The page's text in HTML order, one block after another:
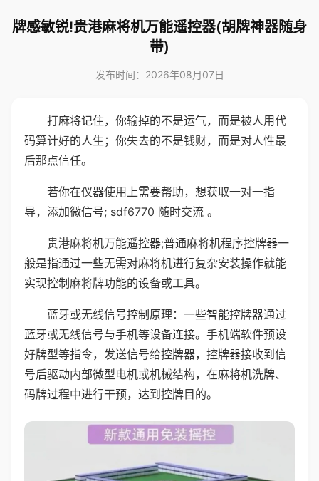
牌感敏锐!贵港麻将机万能遥控器(胡牌神器随身
带)
发布时间：2026年08月07日
打麻将记住，你输掉的不是运气，而是被人用代
码算计好的人生；你失去的不是钱财，而是对人性最
后那点信任。
若你在仪器使用上需要帮助，想获取一对一指
导，添加微信号; sdf6770 随时交流 。
贵港麻将机万能遥控器;普通麻将机程序控牌器一
般是指通过一些无需对麻将机进行复杂安装操作就能
实现控制麻将牌功能的设备或工具。
蓝牙或无线信号控制原理：一些智能控牌器通过
蓝牙或无线信号与手机等设备连接。手机端软件预设
好牌型等指令，发送信号给控牌器，控牌器接收到信
号后驱动内部微型电机或机械结构，在麻将机洗牌、
码牌过程中进行干预，达到控牌目的。